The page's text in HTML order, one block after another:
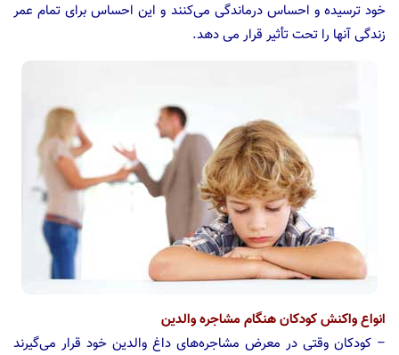
خود ترسیده و احساس درماندگی می‌کنند و این احساس برای تمام عمر
زندگی آنها را تحت تأثیر قرار می دهد.
انواع واکنش کودکان هنگام مشاجره والدین
– کودکان وقتی در معرض مشاجره‌های داغ والدین خود قرار می‌گیرند